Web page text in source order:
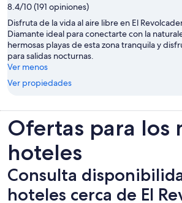
8.4/10 (191 opiniones)
Disfruta de la vida al aire libre en El
Diamante ideal para conectarte con la
hermosas playas de esta zona tranquila y
para salidas nocturnas.
Ver menos
Ver propiedades
Ofertas para los
hoteles
Consulta
hoteles cerca de El